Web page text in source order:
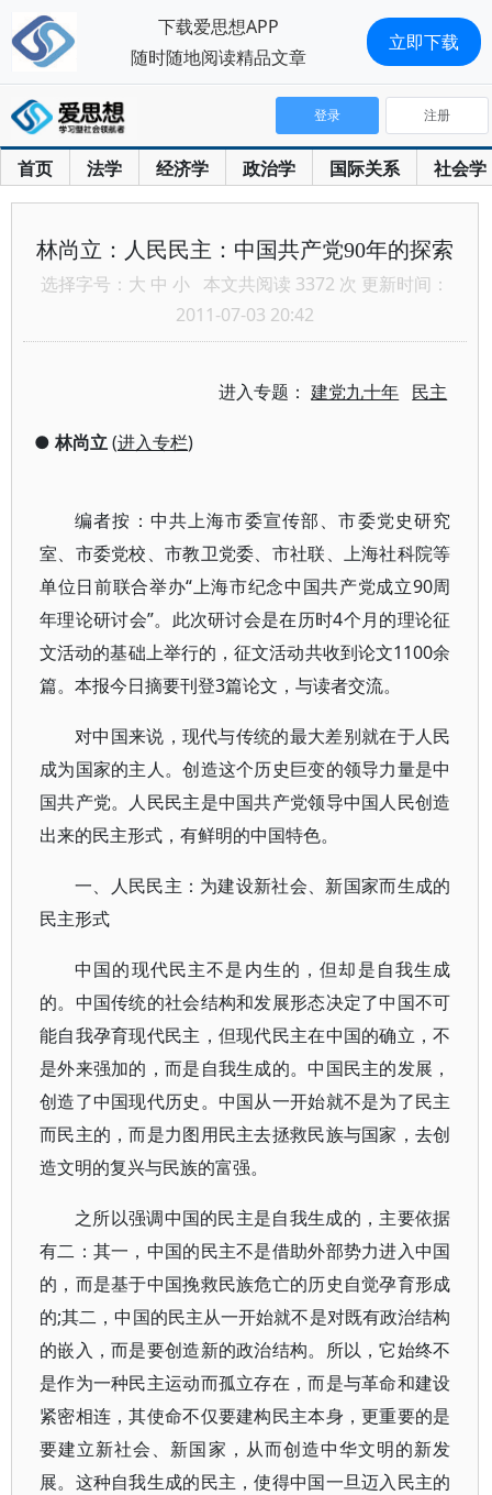
首页 法学 经济学 政治学 国际关系 社会学
登录 注册
林尚立：人民民主：中国共产党90年的探索
选择字号： 大 中 小 本文共阅读 3372 次 更新时间：
2011-07-03 20:42
进入专题：建党九十年 民主
●林尚立(进入专栏)
编者按：中共上海市委宣传部、市委党史研究
室、市委党校、市教卫党委、市社联、上海社科院等
单位日前联合举办“上海市纪念中国共产党成立90周
年理论研讨会”。此次研讨会是在历时4个月的理论征
文活动的基础上举行的，征文活动共收到论文1100余
篇。本报今日摘要刊登3篇论文，与读者交流。
对中国来说，现代与传统的最大差别就在于人民
成为国家的主人。创造这个历史巨变的领导力量是中
国共产党。人民民主是中国共产党领导中国人民创造
出来的民主形式，有鲜明的中国特色。
一、人民民主：为建设新社会、新国家而生成的
民主形式
中国的现代民主不是内生的，但却是自我生成
的。中国传统的社会结构和发展形态决定了中国不可
能自我孕育现代民主，但现代民主在中国的确立，不
是外来强加的，而是自我生成的。中国民主的发展，
创造了中国现代历史。中国从一开始就不是为了民主
而民主的，而是力图用民主去拯救民族与国家，去创
造文明的复兴与民族的富强。
之所以强调中国的民主是自我生成的，主要依据
有二：其一，中国的民主不是借助外部势力进入中国
的，而是基于中国挽救民族危亡的历史自觉孕育形成
的;其二，中国的民主从一开始就不是对既有政治结构
的嵌入，而是要创造新的政治结构。所以，它始终不
是作为一种民主运动而孤立存在，而是与革命和建设
紧密相连，其使命不仅要建构民主本身，更重要的是
要建立新社会、新国家，从而创造中华文明的新发
展。这种自我生成的民主，使得中国一旦迈入民主的
下载爱思想APP
随时随地阅读精品文章
立即下载